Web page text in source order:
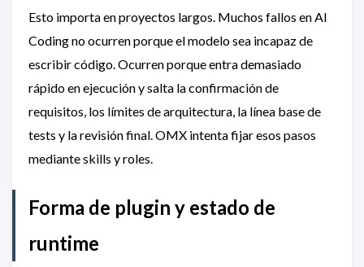
Esto importa en proyectos largos. Muchos fallos en AI
Coding no ocurren porque el modelo sea incapaz de
escribir código. Ocurren porque entra demasiado
rápido en ejecución y salta la confirmación de
requisitos, los límites de arquitectura, la línea base de
tests y la revisión final. OMX intenta fijar esos pasos
mediante skills y roles.
Forma de plugin y estado de
runtime